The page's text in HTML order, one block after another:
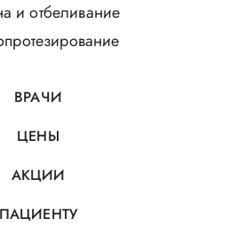
и отбеливание
ВРАЧИ
ЦЕНЫ
АКЦИИ
ПАЦИЕНТУ